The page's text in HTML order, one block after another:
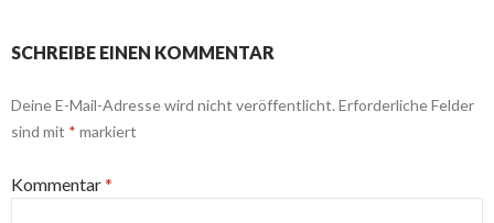
SCHREIBE EINEN KOMMENTAR
Deine E-Mail-Adresse wird nicht veröffentlicht. Erforderliche Felder
sind mit * markiert
Kommentar*